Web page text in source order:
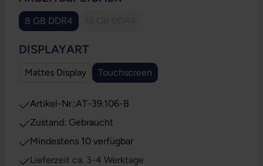
8 GB DDR4
DISPLAYARTAUSWÄHLEN
Mattes Display Touchscreen
Artikel-Nr.:AT-39.106-B
Zustand: Gebraucht
Mindestens 10 verfügbar
Lieferzeit ca. 3-4 Werktage